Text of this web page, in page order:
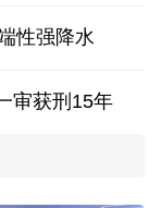
性强降水
审获刑15年
全球